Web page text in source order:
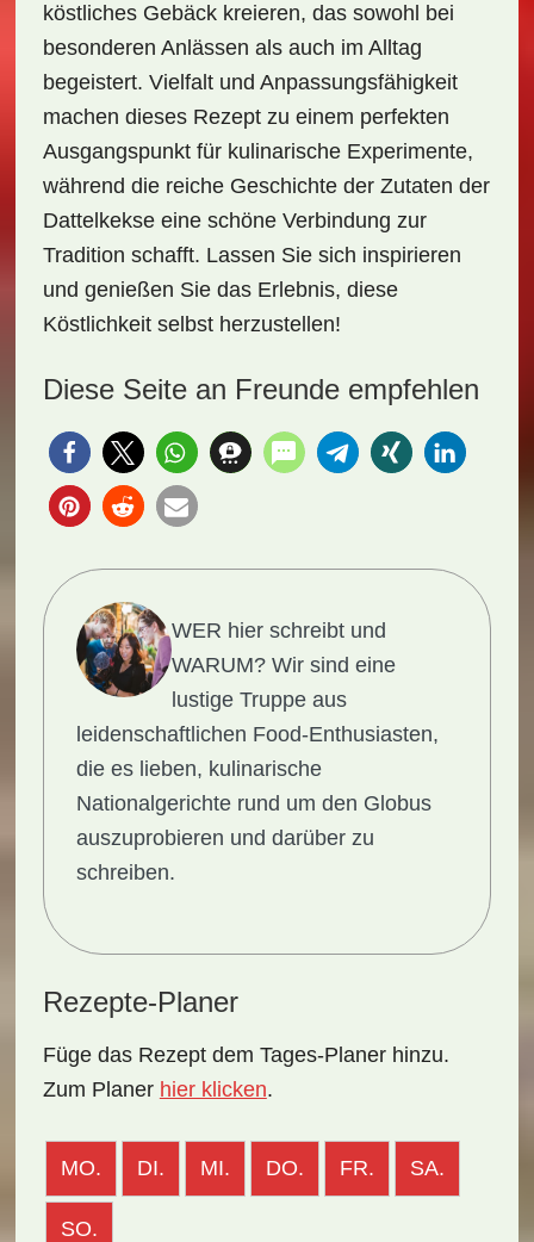
köstliches Gebäck kreieren, das sowohl bei
besonderen Anlässen als auch im Alltag
begeistert. Vielfalt und Anpassungsfähigkeit
machen dieses Rezept zu einem perfekten
Ausgangspunkt für kulinarische Experimente,
während die reiche Geschichte der Zutaten der
Dattelkekse eine schöne Verbindung zur
Tradition schafft. Lassen Sie sich inspirieren
und genießen Sie das Erlebnis, diese
Köstlichkeit selbst herzustellen!
Diese Seite an Freunde empfehlen
WER hier schreibt und
WARUM?Wir sind eine
lustige Truppe aus
leidenschaftlichen Food-Enthusiasten,
die es lieben, kulinarische
Nationalgerichte rund um den Globus
auszuprobieren und darüber zu
schreiben.
Rezepte-Planer
Füge das Rezept dem Tages-Planer hinzu.
Zum Planer hier klicken.
MO. DI. MI. DO. FR. SA.
SO.